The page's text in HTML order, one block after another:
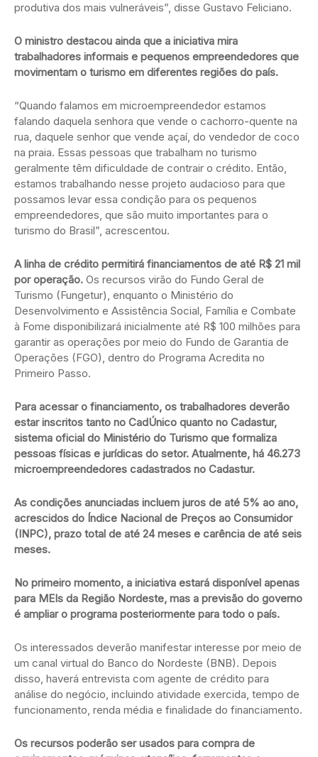
produtiva dos mais vulneráveis”, disse Gustavo Feliciano.
O ministro destacou ainda que a iniciativa mira
trabalhadores informais e pequenos empreendedores que
movimentam o turismo em diferentes regiões do país.
“Quando falamos em microempreendedor estamos
falando daquela senhora que vende o cachorro-quente na
rua, daquele senhor que vende açaí, do vendedor de coco
na praia. Essas pessoas que trabalham no turismo
geralmente têm dificuldade de contrair o crédito. Então,
estamos trabalhando nesse projeto audacioso para que
possamos levar essa condição para os pequenos
empreendedores, que são muito importantes para o
turismo do Brasil”, acrescentou.
A linha de crédito permitirá financiamentos de até R$ 21 mil
por operação. Os recursos virão do Fundo Geral de
Turismo (Fungetur), enquanto o Ministério do
Desenvolvimento e Assistência Social, Família e Combate
à Fome disponibilizará inicialmente até R$ 100 milhões para
garantir as operações por meio do Fundo de Garantia de
Operações (FGO), dentro do Programa Acredita no
Primeiro Passo.
Para acessar o financiamento, os trabalhadores deverão
estar inscritos tanto no CadÚnico quanto no Cadastur,
sistema oficial do Ministério do Turismo que formaliza
pessoas físicas e jurídicas do setor. Atualmente, há 46.273
microempreendedores cadastrados no Cadastur.
As condições anunciadas incluem juros de até 5% ao ano,
acrescidos do Índice Nacional de Preços ao Consumidor
(INPC), prazo total de até 24 meses e carência de até seis
meses.
No primeiro momento, a iniciativa estará disponível apenas
para MEIs da Região Nordeste, mas a previsão do governo
é ampliar o programa posteriormente para todo o país.
Os interessados deverão manifestar interesse por meio de
um canal virtual do Banco do Nordeste (BNB). Depois
disso, haverá entrevista com agente de crédito para
análise do negócio, incluindo atividade exercida, tempo de
funcionamento, renda média e finalidade do financiamento.
Os recursos poderão ser usados para compra de